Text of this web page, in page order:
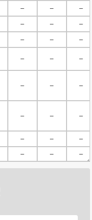
－ －
－
－ －
－
－ －
－
－ － －
－ － －
－ － －
－ － －
－ － －